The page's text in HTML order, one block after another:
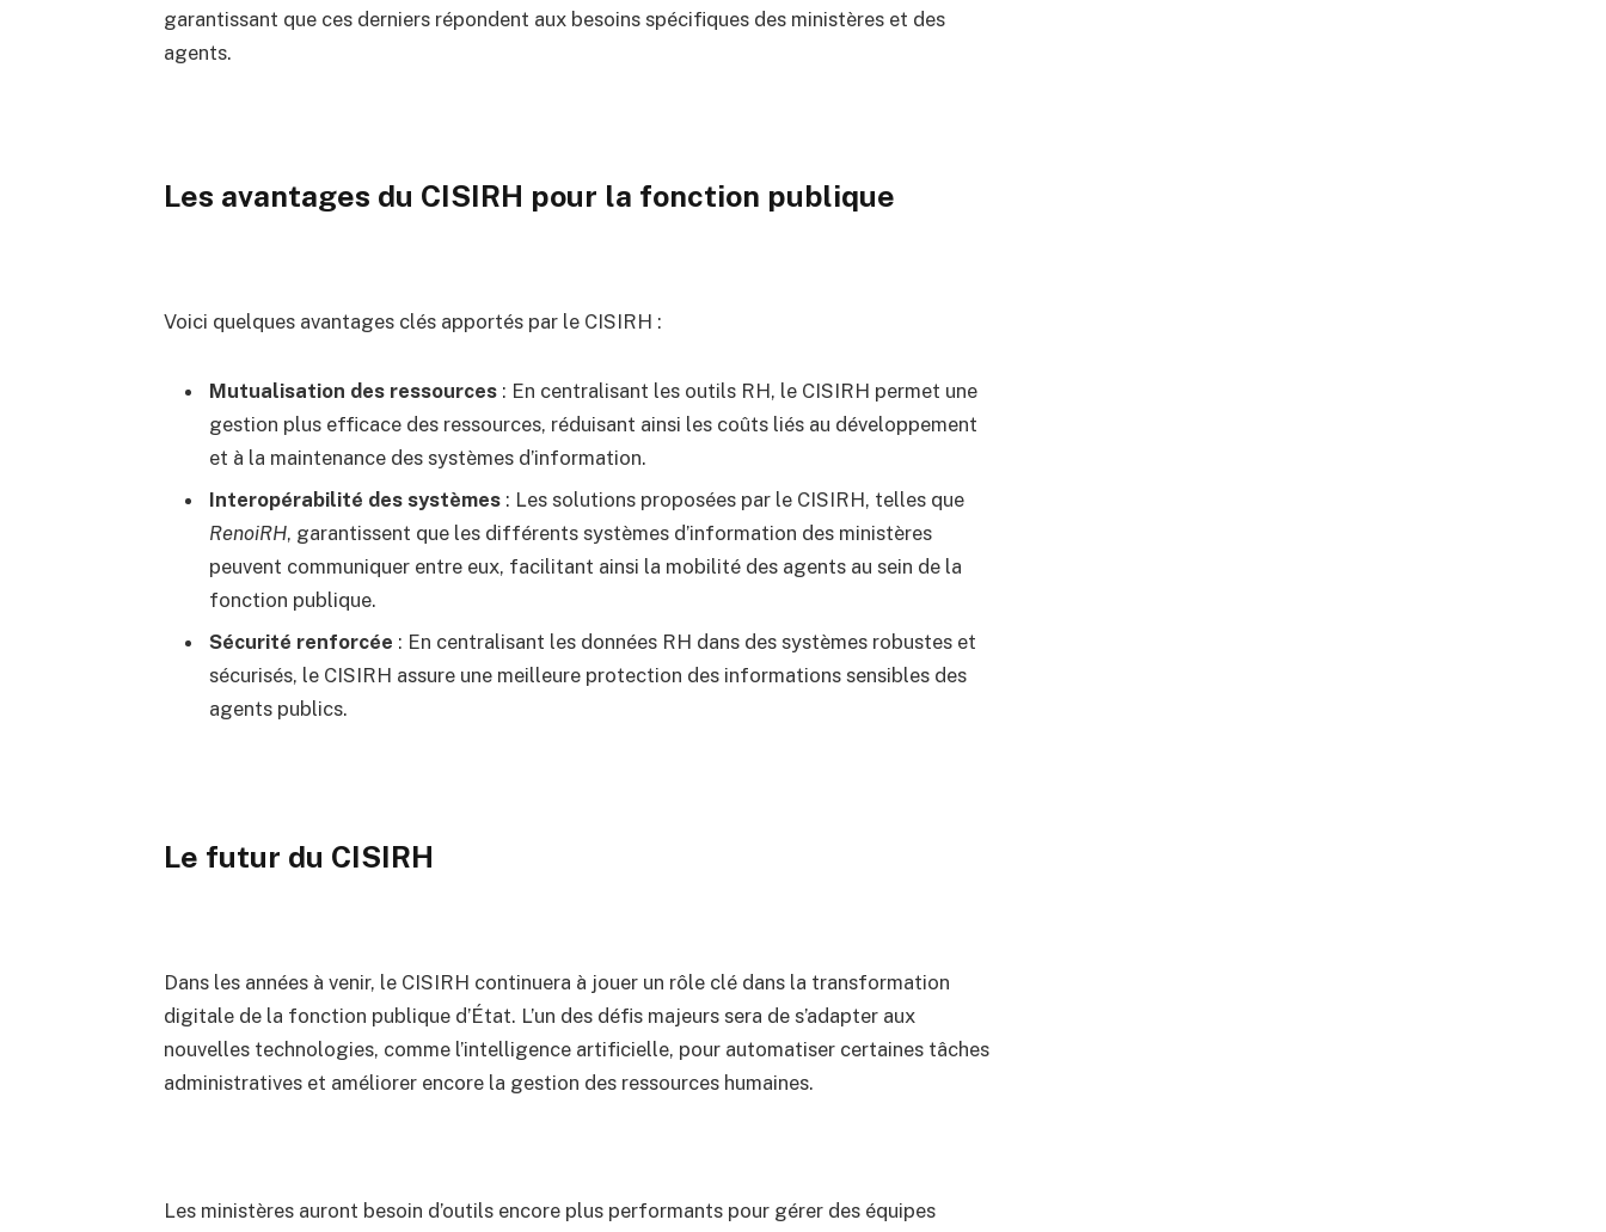
garantissant que ces derniers répondent aux besoins spécifiques des ministères et des
agents.
Les avantages du CISIRH pour la fonction publique
Voici quelques avantages clés apportés par le CISIRH :
Mutualisation des ressources: En centralisant les outils RH, le CISIRH permet une
gestion plus efficace des ressources, réduisant ainsi les coûts liés au développement
et à la maintenance des systèmes d’information.
Interopérabilité des systèmes: Les solutions proposées par le CISIRH, telles que
RenoiRH, garantissent que les différents systèmes d’information des ministères
peuvent communiquer entre eux, facilitant ainsi la mobilité des agents au sein de la
fonction publique.
Sécurité renforcée : En centralisant les données RH dans des systèmes robustes et
sécurisés, le CISIRH assure une meilleure protection des informations sensibles des
agents publics.
Le futur du CISIRH
Dans les années à venir, le CISIRH continuera à jouer un rôle clé dans la transformation
digitale de la fonction publique d’État. L’un des défis majeurs sera de s’adapter aux
nouvelles technologies, comme l’intelligence artificielle, pour automatiser certaines tâches
administratives et améliorer encore la gestion des ressources humaines.
Les ministères auront besoin d’outils encore plus performants pour gérer des équipes